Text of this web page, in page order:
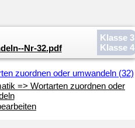
Klasse 3
Klasse 4
Nr-32.pdf